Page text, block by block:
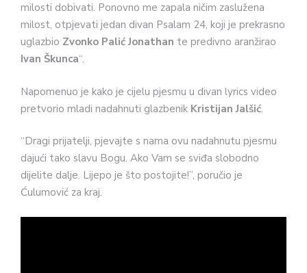
milosti dobivati. Ponovno me zapala ničim zaslužena
milost, otpjevati jedan divan Psalam 24, koji je prekrasno
uglazbio Zvonko Palić Jonathan te predivno aranžirao
Ivan Škunca“.
Napomenuo je kako je cijelu pjesmu u divan lyrics video
pretvorio mladi nadahnuti glazbenik Kristijan Jalšić.
“Dragi prijatelji, pjevajte s nama ovu nadahnutu pjesmu
dajući tako slavu Bogu. Ako Vam se sviđa slobodno
dijelite dalje. Lijepo je što postojite!”, poručio je
Ćulumović za kraj.